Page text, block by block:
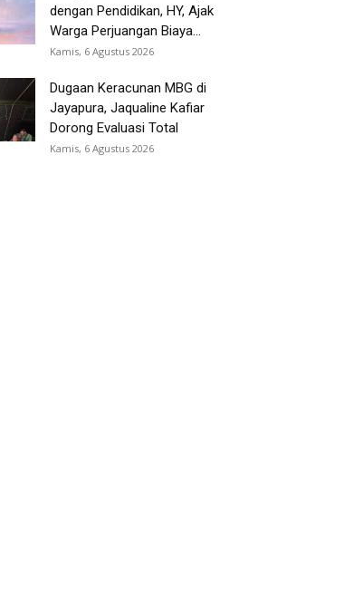
dengan Pendidikan, HY, Ajak
Warga Perjuangan Biaya...
Kamis, 6 Agustus 2026
Dugaan Keracunan MBG di
Jayapura, Jaqualine Kafiar
Dorong Evaluasi Total
Kamis, 6 Agustus 2026